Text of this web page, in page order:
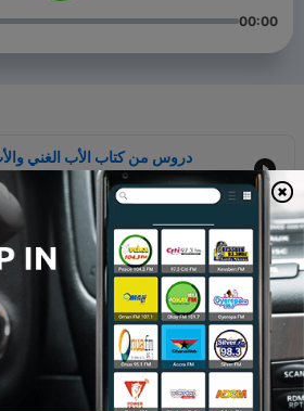
00:00
دروس من كتاب الأب الغني
كيف تعرف درجة
كيف تعرف مختصر خبراتك في